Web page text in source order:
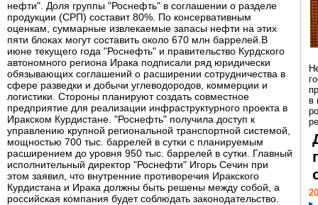
нефти". Доля группы "Роснефть" в соглашении о разделе
продукции (СРП) составит 80%. По консервативным
оценкам, суммарные извлекаемые запасы нефти на этих
пяти блоках могут составить около 670 млн баррелей.В
июне текущего года "Роснефть" и правительство Курдского
автономного региона Ирака подписали ряд юридически
обязывающих соглашений о расширении сотрудничества в
сфере разведки и добычи углеводородов, коммерции и
логистики. Стороны планируют создать совместное
предприятие для реализации инфраструктурного проекта в
Иракском Курдистане. "Роснефть" получила доступ к
управлению крупной региональной транспортной системой,
мощностью 700 тыс. баррелей в сутки с планируемым
расширением до уровня 950 тыс. баррелей в сутки. Главный
исполнительный директор "Роснефти" Игорь Сечин при
этом заявил, что внутренние противоречия Иракского
Курдистана и Ирака должны быть решены между собой, а
российская компания будет соблюдать законодательство.
в